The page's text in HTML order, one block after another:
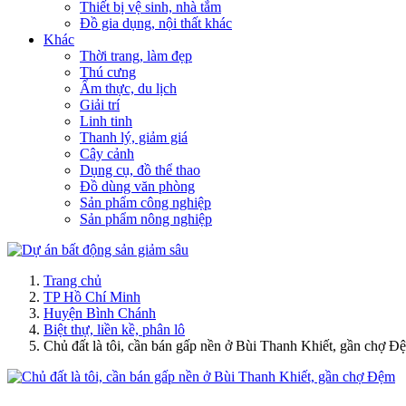
Thiết bị vệ sinh, nhà tắm
Đồ gia dụng, nội thất khác
Khác
Thời trang, làm đẹp
Thú cưng
Ẩm thực, du lịch
Giải trí
Linh tinh
Thanh lý, giảm giá
Cây cảnh
Dụng cụ, đồ thể thao
Đồ dùng văn phòng
Sản phẩm công nghiệp
Sản phẩm nông nghiệp
Trang chủ
TP Hồ Chí Minh
Huyện Bình Chánh
Biệt thự, liền kề, phân lô
Chủ đất là tôi, cần bán gấp nền ở Bùi Thanh Khiết, gần chợ